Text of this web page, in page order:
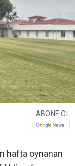
ABONE OL
hafta oynanan